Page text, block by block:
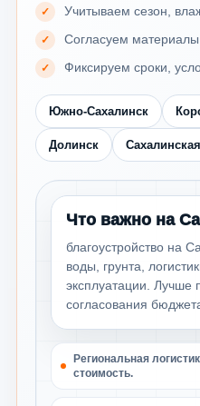
Учитываем сезон,
Согласуем
Фиксируем сроки,
Южно-Сахалинск
Долинск
Что важно на
благоустройство на
воды, грунта,
эксплуатации. Лучше
согласования
Региональная
стоимость.